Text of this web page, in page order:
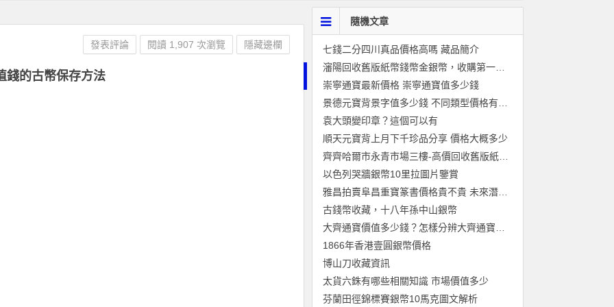
錢的古幣保存方法
發表評論 閱讀 1,907 次瀏覽 隱藏邊欄
隨機文章
七錢二分四川真品價格高嗎 藏品簡介
崇寧通寶最新價格 崇寧通寶值多少錢
袁大頭變印章？這個可以有
順天元寶背上月下千珍品分享 價格大概多少
以色列哭牆銀幣10里拉圖片鑒賞
古錢幣收藏，十八年孫中山銀幣
1866年香港壹圓銀幣價格
博山刀收藏資訊
太貨六銖有哪些相關知識 市場價值多少
芬蘭田徑錦標賽銀幣10馬克圖文解析